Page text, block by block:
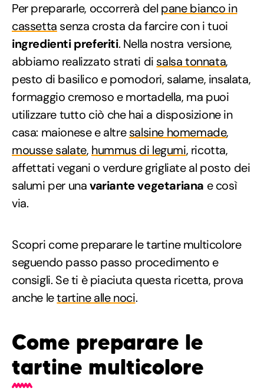
Per prepararle, occorrerà del pane bianco in
cassetta senza crosta da farcire con i tuoi
ingredienti preferiti. Nella nostra versione,
abbiamo realizzato strati di salsa tonnata,
pesto di basilico e pomodori, salame, insalata,
formaggio cremoso e mortadella, ma puoi
utilizzare tutto ciò che hai a disposizione in
casa: maionese e altresalsine homemade,
mousse salate, hummus di legumi, ricotta,
affettati vegani o verdure grigliate al posto dei
salumi per unavariante vegetariana e così
via.
Scopri come preparare le tartine multicolore
seguendo passo passo procedimento e
consigli. Se ti è piaciuta questa ricetta, prova
anche letartine alle noci.
Come preparare le
tartine multicolore